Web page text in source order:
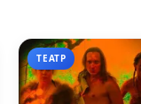
ТЕАТР